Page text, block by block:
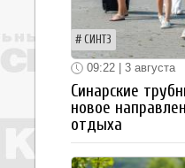
СИНТЗ
09:22 | 3 августа
Синарские
новое
отдыха